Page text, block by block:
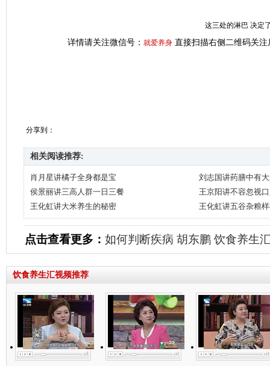
这三处的淋巴 决定
详情请关注微信号： 就爱养身 直接扫描右侧二维码关注
分享到：
相关阅读推荐:
肖月星讲橘子全身都是宝
刘志国讲药膳中有
侯景丽讲三高人群一日三餐
王京阳讲不容忽视
王化虹讲大米养生的秘密
王化虹讲五谷杂粮
点击查看更多： 如何判断疾病 胡东鹏 饮食养生
饮食养生汇视频推荐